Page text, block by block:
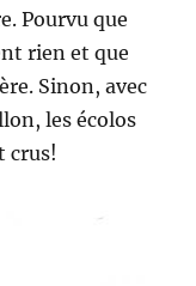
Pourvu que
rien et que
Sinon, avec
les écolos
crus!